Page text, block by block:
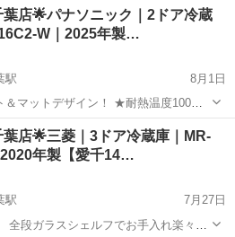
湿度を保てる、 まとめ買いも安心の
キッチン家電 東芝
店🌟パナソニック｜2ドア冷蔵
W｜2025年製…
駅
8月1日
＆マットデザイン！ ★耐熱温度100℃
ンジも設置可能！ ★まとめ買いや作
搭載の冷蔵庫です♪ ---------------...
キッチン家電 パナソニック
店🌟三菱｜3ドア冷蔵庫｜MR-
年製【愛千14…
駅
7月27日
段ガラスシェルフでお手入れ楽々！